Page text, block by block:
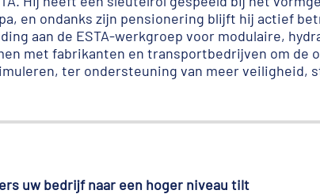
en ondanks zijn pensionering blijft hij actief
aan de ESTA-werkgroep voor modulaire,
met fabrikanten en transportbedrijven om de
ter ondersteuning van meer veiligheid,
uw bedrijf naar een hoger niveau tilt